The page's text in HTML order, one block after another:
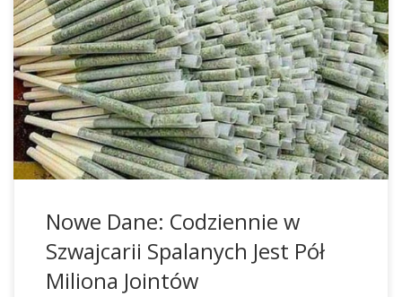
Nowe badanie przeprowadzone przez Szwajcarską
Fundację Uzależnień, we współpracy z naukowcami z
Uniwersytetu w Lozannie i Unisanté, odpowiedziało na
jedno z najpilniejszych pytań. Ile jointów dziennie faktycznie
pali się w Szwajcarii? Ale po kolei: wykorzystując próbki
ścieków w kantonie Vaud, badacze twierdzą, że liczba
użytkowników konopi, ekstrapolowana na cały kraj, […]
Nowe Dane: Codziennie w
Szwajcarii Spalanych Jest Pół
Miliona Jointów